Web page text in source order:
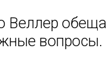
Веллер
вопросы.